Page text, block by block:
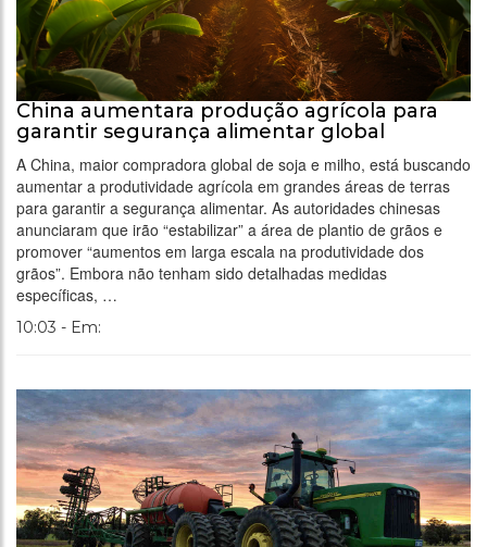
China aumentara produção agrícola para
garantir segurança alimentar global
A China, maior compradora global de soja e milho, está buscando
aumentar a produtividade agrícola em grandes áreas de terras
para garantir a segurança alimentar. As autoridades chinesas
anunciaram que irão “estabilizar” a área de plantio de grãos e
promover “aumentos em larga escala na produtividade dos
grãos”. Embora não tenham sido detalhadas medidas
específicas, …
10:03 - Em: